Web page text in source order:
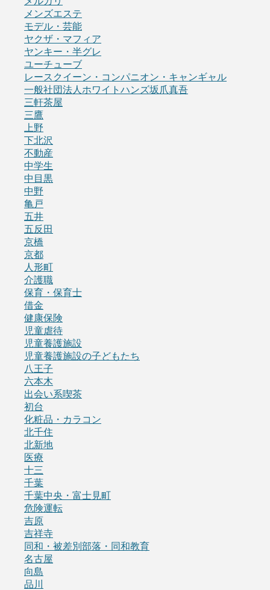
メンズエステ
モデル・芸能
ヤクザ・マフィア
ヤンキー・半グレ
ユーチューブ
レースクイーン・コンパニオン・キャンギャル
一般社団法人ホワイトハンズ坂爪真吾
三軒茶屋
三鷹
上野
下北沢
不動産
中学生
中目黒
中野
亀戸
五井
五反田
京橋
京都
人形町
介護職
保育・保育士
借金
健康保険
児童虐待
児童養護施設
児童養護施設の子どもたち
八王子
六本木
出会い系喫茶
初台
化粧品・カラコン
北千住
北新地
医療
十三
千葉
千葉中央・富士見町
危険運転
吉原
吉祥寺
同和・被差別部落・同和教育
名古屋
向島
品川